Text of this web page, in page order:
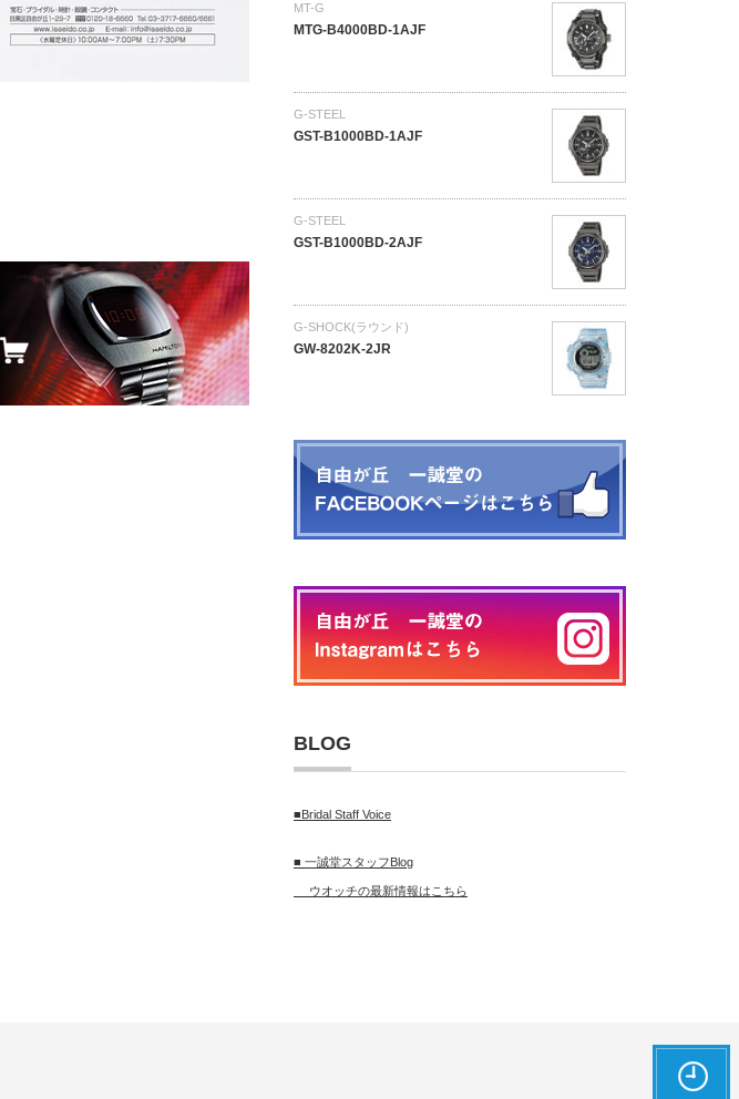
MT-G
MTG-B4000BD-1AJF
G-STEEL
GST-B1000BD-1AJF
G-STEEL
GST-B1000BD-2AJF
G-SHOCK(ラウンド)
GW-8202K-2JR
BLOG
■Bridal Staff Voice
■ 一誠堂スタッフBlog
ウオッチの最新情報はこちら